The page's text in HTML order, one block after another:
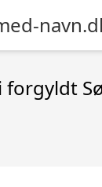
forgyldt